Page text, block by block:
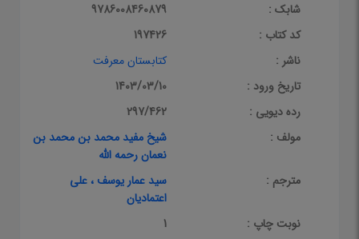
شابک :
9786008460879
کد کتاب :
197426
ناشر :
کتابستان معرفت
تاریخ ورود :
1403/03/10
رده دیویی :
297/462
مولف :
شیخ مفید محمد بن محمد بن
نعمان رحمه الله
مترجم :
سید عمار یوسف ، علی
اعتمادیان
نوبت چاپ :
1